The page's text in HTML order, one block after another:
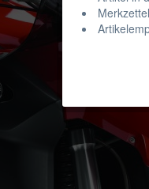
Merkzettel